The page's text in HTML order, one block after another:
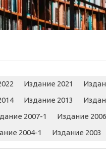
Издание 2021
Издание 2013
2007-1 Издание
2004-1 Издание 2003